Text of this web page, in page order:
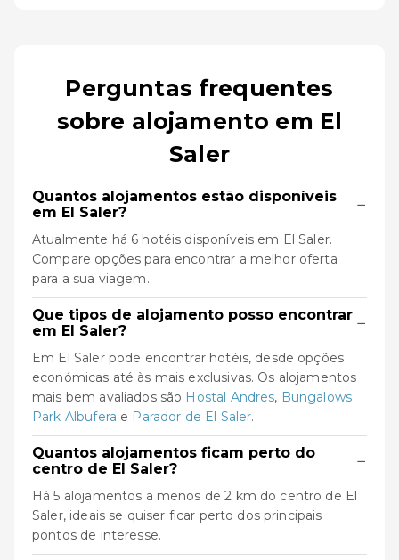
Perguntas frequentes
sobre alojamento em El
Saler
Quantos alojamentos estão disponíveis
em El Saler?
−
Atualmente há 6 hotéis disponíveis em El Saler.
Compare opções para encontrar a melhor oferta
para a sua viagem.
Que tipos de alojamento posso encontrar
em El Saler?
−
Em El Saler pode encontrar hotéis, desde opções
económicas até às mais exclusivas. Os alojamentos
mais bem avaliados são Hostal Andres, Bungalows
Park Albufera e Parador de El Saler.
Quantos alojamentos ficam perto do
centro de El Saler?
−
Há 5 alojamentos a menos de 2 km do centro de El
Saler, ideais se quiser ficar perto dos principais
pontos de interesse.